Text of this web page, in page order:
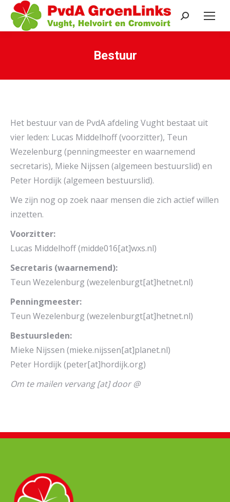
Search:
Bestuur
Het bestuur van de PvdA afdeling Vught bestaat uit
vier leden: Lucas Middelhoff (voorzitter), Teun
Wezelenburg (penningmeester en waarnemend
secretaris), Mieke Nijssen (algemeen bestuurslid) en
Peter Hordijk (algemeen bestuurslid).
We zijn nog op zoek naar mensen die zich actief willen
inzetten.
Voorzitter:
Lucas Middelhoff (midde016[at]wxs.nl)
Secretaris (waarnemend):
Teun Wezelenburg (wezelenburgt[at]hetnet.nl)
Penningmeester:
Teun Wezelenburg (wezelenburgt[at]hetnet.nl)
Bestuursleden:
Mieke Nijssen (mieke.nijssen[at]planet.nl)
Peter Hordijk (peter[at]hordijk.org)
Om te mailen vervang [at] door @